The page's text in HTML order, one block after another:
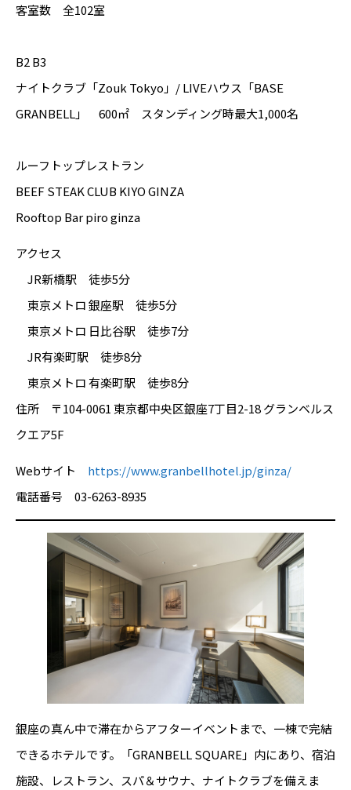
客室数 全102室
B2 B3
ナイトクラブ「Zouk Tokyo」/ LIVEハウス「BASE
GRANBELL」 600㎡ スタンディング時最大1,000名
ルーフトップレストラン
BEEF STEAK CLUB KIYO GINZA
Rooftop Bar piro ginza
アクセス
JR新橋駅 徒歩5分
東京メトロ 銀座駅 徒歩5分
東京メトロ 日比谷駅 徒歩7分
JR有楽町駅 徒歩8分
東京メトロ 有楽町駅 徒歩8分
住所 〒104-0061 東京都中央区銀座7丁目2-18 グランベルス
クエア5F
Webサイト https://www.granbellhotel.jp/ginza/
電話番号 03-6263-8935
銀座の真ん中で滞在からアフターイベントまで、一棟で完結
できるホテルです。「GRANBELL SQUARE」内にあり、宿泊
施設、レストラン、スパ＆サウナ、ナイトクラブを備えま